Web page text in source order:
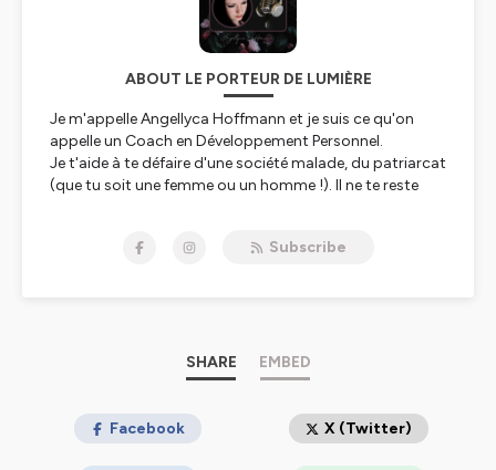
ABOUT LE PORTEUR DE LUMIÈRE
Je m'appelle Angellyca Hoffmann et je suis ce qu'on
appelle un Coach en Développement Personnel.
Je t'aide à te défaire d'une société malade, du patriarcat
(que tu soit une femme ou un homme !). Il ne te reste
Hébergé par Ausha. Visitez
ausha.co/politique-de-
Subscribe
SHARE EMBED
Facebook X (Twitter)